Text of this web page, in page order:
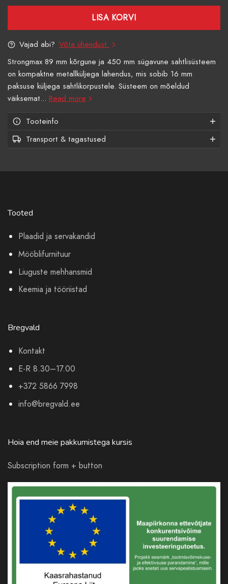
LISA KORVI
Vajad abi? Võta ühendust
Strongmax 89 mm kõrgune ja 450 mm sügavune sahtlisüsteem
on kompaktne metallküljega lahendus, mis sobib 16 mm
paksuse küljega sahtlikorpustele. Süsteem on mõeldud
väiksemat... Read more
Tooteinfo
Transport & tagastused
Tooted
Plaadid ja servakandid
Mööblifurnituur
Liuguste mehhansmid
Keemia ja tööriistad
Bregvald
Kontakt
E-R 8.30–17.00
+372 5866 7998
info@bregvald.ee
Hoia end meie pakkumistega kursis
Subscription form + button